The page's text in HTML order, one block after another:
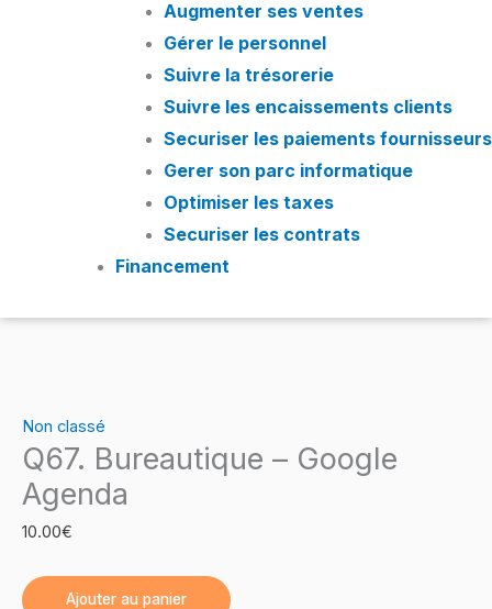
Augmenter ses ventes
Gérer le personnel
Suivre la trésorerie
Suivre les encaissements clients
Securiser les paiements fournisseurs
Gerer son parc informatique
Optimiser les taxes
Securiser les contrats
Financement
Non classé
Q67. Bureautique – Google
Agenda
10.00€
Ajouter au panier